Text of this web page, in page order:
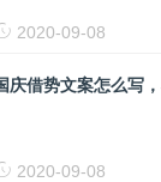
2020-09-08
庆借势文案怎么写
2020-09-08